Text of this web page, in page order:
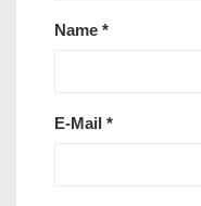
Name *
E-Mail *